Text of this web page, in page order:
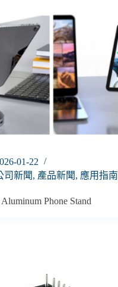
01-22
司新聞, 產品新聞, 應用指南
Phone Stand